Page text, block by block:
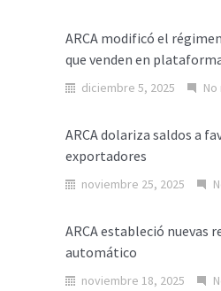
ARCA modificó el
que venden en
diciembre 5, 2025
ARCA dolariza saldos a
exportadores
noviembre 25, 2025
ARCA estableció nuevas
automático
noviembre 18, 2025